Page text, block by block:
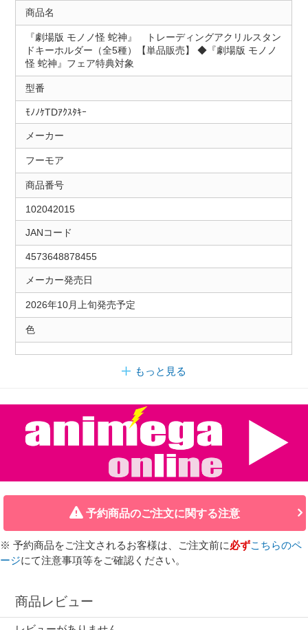
商品名
『劇場版 モノノ怪 蛇神』 トレーディングアクリルスタン
ドキーホルダー（全5種）【単品販売】 ◆『劇場版 モノノ
怪 蛇神』フェア特典対象
型番
ﾓﾉﾉｹTDｱｸｽﾀｷｰ
メーカー
フーモア
商品番号
102042015
JANコード
4573648878455
メーカー発売日
2026年10月上旬発売予定
色
もっと見る
予約商品のご注文に関する注意
※ 予約商品をご注文されるお客様は、ご注文前に必ずこちらのペ
ージにて注意事項等をご確認ください。
商品レビュー